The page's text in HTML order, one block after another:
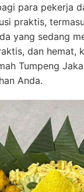
para pekerja
praktis,
yang sedang
dan hemat,
Tumpeng
Anda.